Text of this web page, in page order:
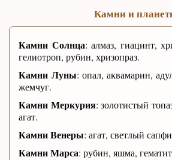
Камни и
Камни Солнца: алмаз, гиацинт,
гелиотроп, рубин, хризопраз.
Камни Луны: опал, аквамарин,
жемчуг.
Камни Меркурия: золотистый
агат.
Камни Венеры: агат, светлый
Камни Марса: рубин, яшма,